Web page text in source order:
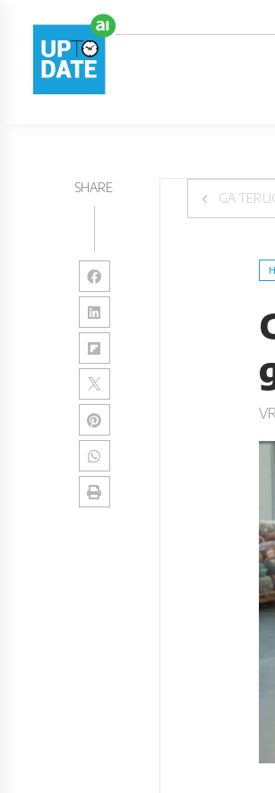
SHARE
GA